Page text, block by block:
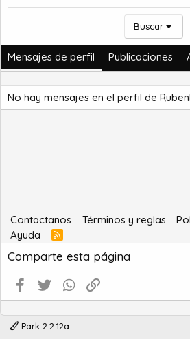
Buscar
Mensajes de perfil Publicaciones
No hay mensajes en el perfil de
Contactanos Términos y reglas
Ayuda
R
S
S
Comparte esta página
Facebook
Twitter WhatsApp
Park 2.2.12a